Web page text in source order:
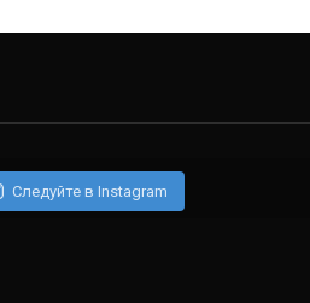
Следуйте в Instagram